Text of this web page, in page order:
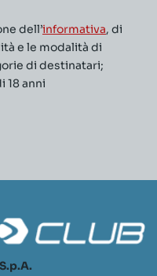
dell’informativa, di
e le modalità di
di destinatari;
18 anni